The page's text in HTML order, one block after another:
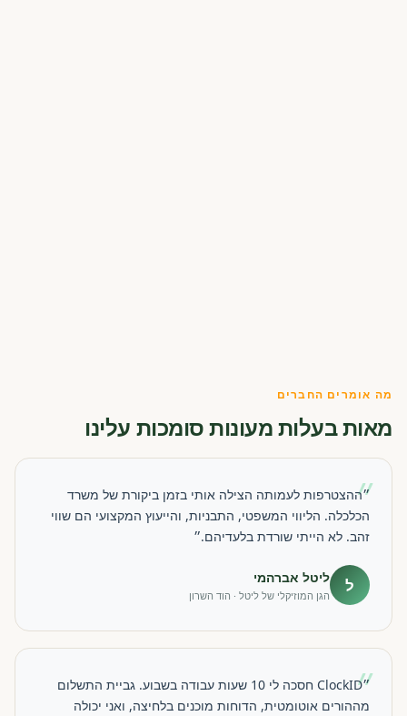
מה אומרים החברים
מאות בעלות מעונות סומכות עלינו
״
״ההצטרפות לעמותה הצילה אותי בזמן ביקורת של משרד
הכלכלה. הליווי המשפטי, התבניות, והייעוץ המקצועי הם שווי
זהב. לא הייתי שורדת בלעדיהם.״
ל ליטל אברהמי
הגן המוזיקלי של ליטל · הוד השרון
״
״ClockID חסכה לי 10 שעות עבודה בשבוע. גביית התשלום
מההורים אוטומטית, הדוחות מוכנים בלחיצה, ואני יכולה